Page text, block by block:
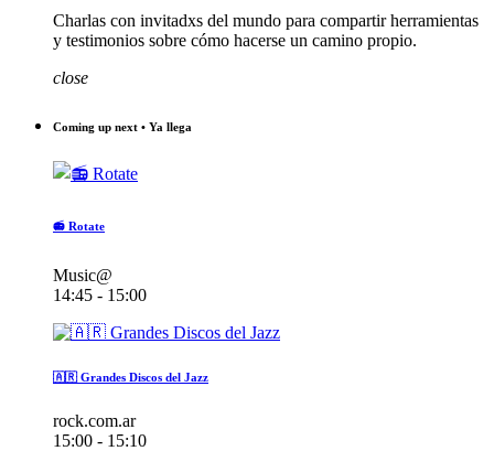
Charlas con invitadxs del mundo para compartir herramientas
y testimonios sobre cómo hacerse un camino propio.
close
Coming up next • Ya llega
📻 Rotate
Music@
14:45 - 15:00
🇦🇷 Grandes Discos del Jazz
rock.com.ar
15:00 - 15:10